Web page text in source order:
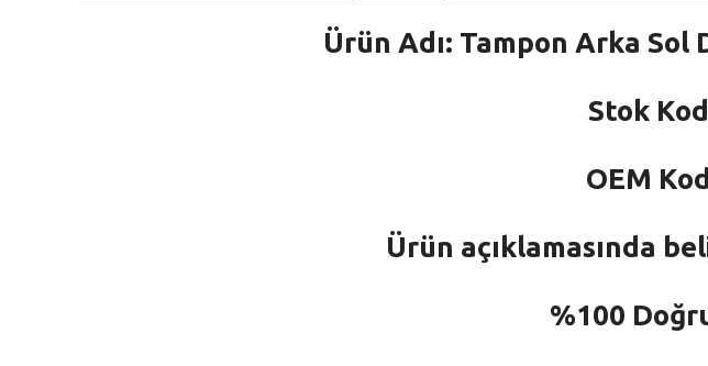
Ürün Adı: Tampon Arka Sol
Stok
OEM
Ürün açıklamasında
%100